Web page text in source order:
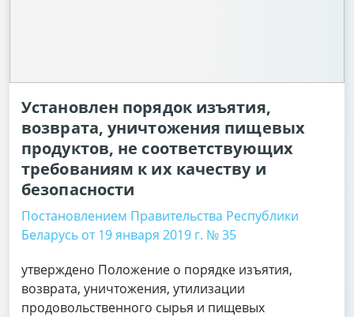
Установлен порядок изъятия,
возврата, уничтожения пищевых
продуктов, не соответствующих
требованиям к их качеству и
безопасности
Постановлением Правительства Республики
Беларусь от 19 января 2019 г. № 35
утверждено Положение о порядке изъятия,
возврата, уничтожения, утилизации
продовольственного сырья и пищевых